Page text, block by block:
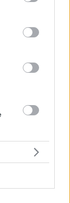
tags to
below Google
να
του